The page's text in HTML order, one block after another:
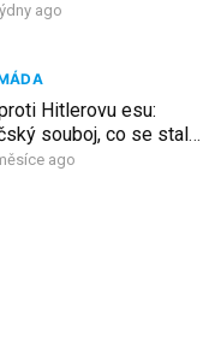
ago
Hitlerovu esu:
souboj, co se stal
ago